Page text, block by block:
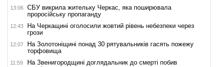
13:06
СБУ викрила жительку Черкас, яка поширювала
проросійську пропаганду
12:43
На Черкащині оголосили жовтий рівень небезпеки через
грози
12:07
На Золотоніщині понад 30 рятувальників гасять пожежу
торфовища
11:59
На Звенигородщині доглядальник до смерті побив